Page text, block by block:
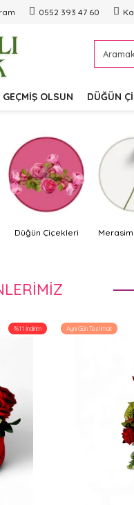
0552 393 47 60
GEÇMIŞ OLSUN DÜĞÜN
Düğün Çiçekleri
%11 İndirim Aynı Gün Teslimat